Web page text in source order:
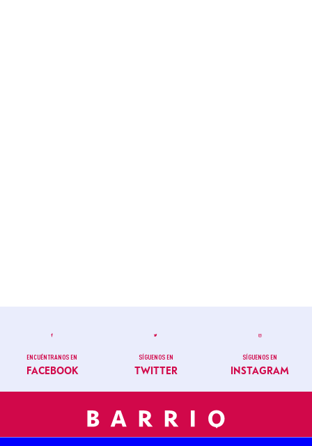
ENCUÉNTRANOS EN
FACEBOOK
SÍGUENOS EN
TWITTER
SÍGUENOS EN
INSTAGRAM